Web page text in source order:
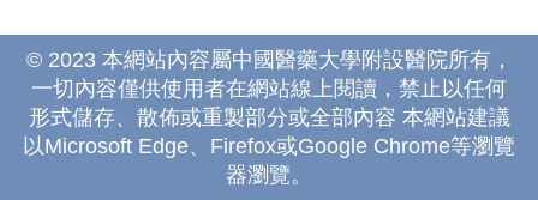
© 2023 本網站內容屬中國醫藥大學附設醫院所有，
一切內容僅供使用者在網站線上閱讀，禁止以任何
形式儲存、散佈或重製部分或全部內容 本網站建議
以Microsoft Edge、Firefox或Google Chrome等瀏覽
器瀏覽。